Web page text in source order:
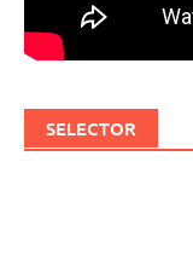
SELECTOR